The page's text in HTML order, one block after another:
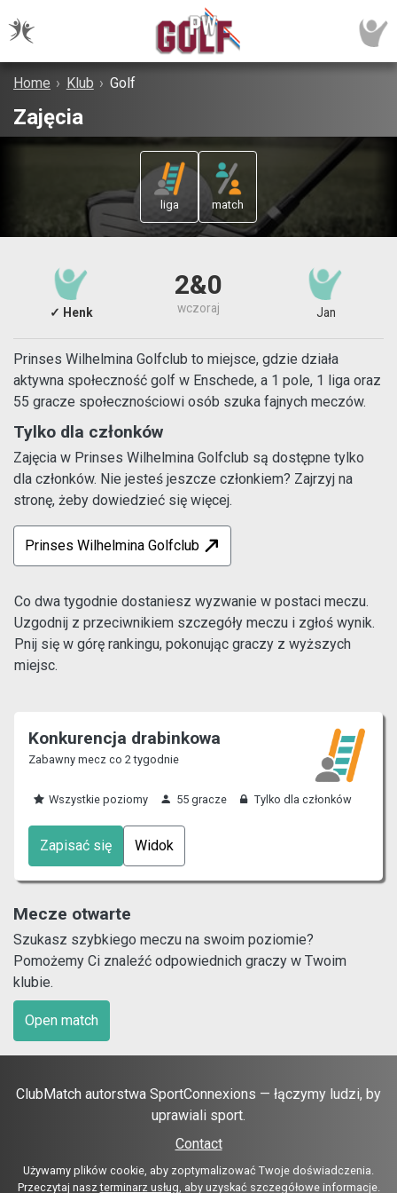
Home › Klub › Golf
Zajęcia
liga match
✓ Henk
2&0
wczoraj Jan
Prinses Wilhelmina Golfclub to miejsce, gdzie działa
aktywna społeczność golf w Enschede, a 1 pole, 1 liga oraz
55 gracze społecznościowi osób szuka fajnych meczów.
Tylko dla członków
Zajęcia w Prinses Wilhelmina Golfclub są dostępne tylko
dla członków. Nie jesteś jeszcze członkiem? Zajrzyj na
stronę, żeby dowiedzieć się więcej.
Prinses Wilhelmina Golfclub
Co dwa tygodnie dostaniesz wyzwanie w postaci meczu.
Uzgodnij z przeciwnikiem szczegóły meczu i zgłoś wynik.
Pnij się w górę rankingu, pokonując graczy z wyższych
miejsc.
Konkurencja drabinkowa
Zabawny mecz co 2 tygodnie
Wszystkie poziomy 55 gracze Tylko dla członków
Zapisać się Widok
Mecze otwarte
Szukasz szybkiego meczu na swoim poziomie?
Pomożemy Ci znaleźć odpowiednich graczy w Twoim
klubie.
Open match
ClubMatch autorstwa SportConnexions — łączymy ludzi, by
uprawiali sport.
Contact
Używamy plików cookie, aby zoptymalizować Twoje doświadczenia.
Przeczytaj naszterminarz usług, aby uzyskać szczegółowe informacje.